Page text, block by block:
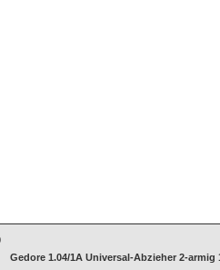
Gedore 1.04/1A Universal-Abzieher 2-armig